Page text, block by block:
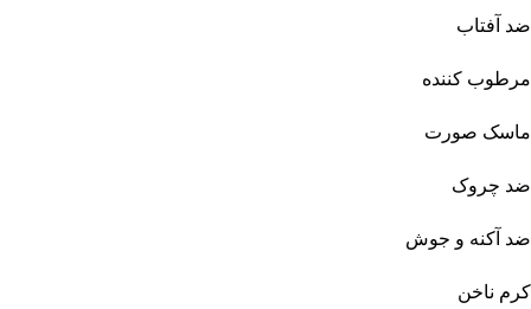
ضد آفتاب
مرطوب کننده
ماسک صورت
ضد چروک
ضد آکنه و جوش
کرم ناخن